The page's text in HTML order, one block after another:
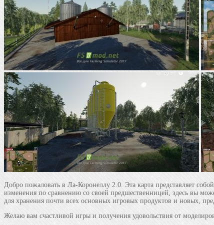
Добро пожаловать в Ла-Коронеллу 2.0. Эта карта представляет
изменения по сравнению со своей предшественницей, здесь вы
для хранения почти всех основных игровых продуктов и новых,
Желаю вам счастливой игры и получения удовольствия от